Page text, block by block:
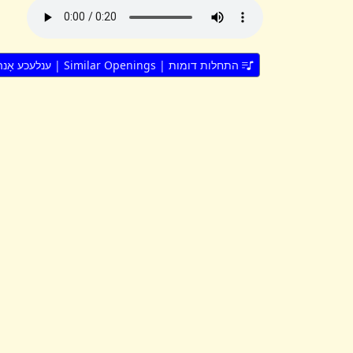
התחלות דומות | Similar Openings | ענלעכע אָנהייבן